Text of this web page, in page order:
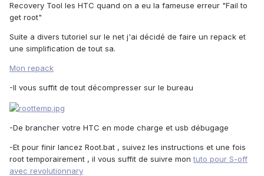
Recovery Tool les HTC quand on a eu la fameuse erreur "Fail to
get root"
Suite a divers tutoriel sur le net j'ai décidé de faire un repack et
une simplification de tout sa.
Mon repack
-Il vous suffit de tout décompresser sur le bureau
-De brancher votre HTC en mode charge et usb débugage
-Et pour finir lancez Root.bat , suivez les instructions et une fois
root temporairement , il vous suffit de suivre montuto pour S-off
avec revolutionnary